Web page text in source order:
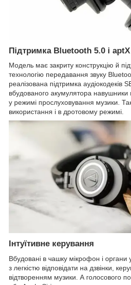
Підтримка Bluetooth 5.0 і aptX
Модель має закриту конструкцію й
технологію передавання звуку
реалізована підтримка аудіокодеків
вбудованого акумулятора
у режимі прослуховування музики.
використання і в дротовому режимі.
Інтуїтивне керування
Вбудовані в чашку мікрофон і органи
з легкістю відповідати на дзвінки,
відтворенням музики. А голосового